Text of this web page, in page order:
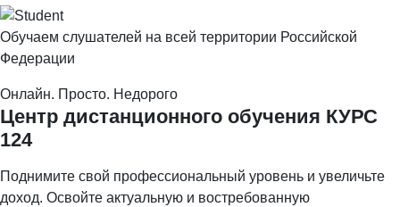
Обучаем слушателей на всей территории Российской
Федерации
Онлайн. Просто. Недорого
Центр дистанционного обучения КУРС
124
Поднимите свой профессиональный уровень и увеличьте
доход. Освойте актуальную и востребованную